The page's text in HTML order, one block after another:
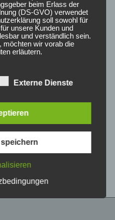
19×8,5 ET35 5×120
Brushed Bronze
450,00€ *
Bewertet
von
5
beim Erlass der
(DS-GVO) verwendet
soll sowohl für
unsere Kunden und
und verständlich sein.
möchten wir vorab die
erläutern.
Begriffe:
sind alle
Person (im Folgenden
angesehen, die
Externe Dienste